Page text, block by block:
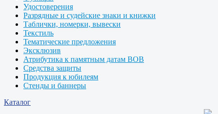
Удостоверения
Разрядные и судейские знаки и книжки
Таблички, номерки, вывески
Текстиль
Тематические предложения
Эксклюзив
Атрибутика к памятным датам ВОВ
Средства защиты
Продукция к юбилеям
Стенды и баннеры
Каталог